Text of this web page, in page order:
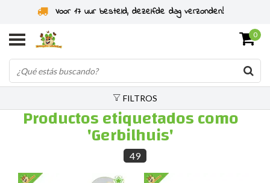
Especialistas en roedores desde 2011
0
FILTROS
Productos etiquetados como
'Gerbilhuis'
49